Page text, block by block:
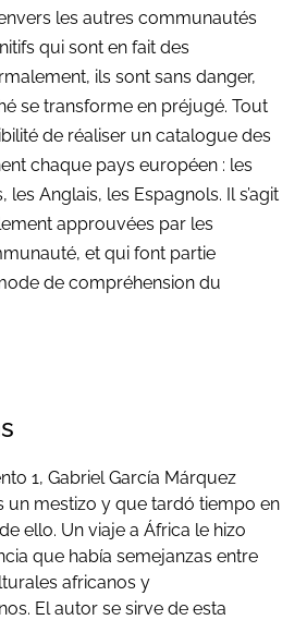
les autres communautés
qui sont en fait des
ils sont sans danger,
se transforme en préjugé. Tout
de réaliser un catalogue des
chaque pays européen : les
les Anglais, les Espagnols. Il s’agit
approuvées par les
et qui font partie
de compréhension du
1, Gabriel García Márquez
un mestizo y que tardó tiempo en
ello. Un viaje a África le hizo
que había semejanzas entre
africanos y
El autor se sirve de esta